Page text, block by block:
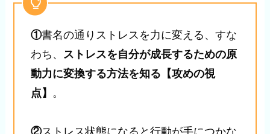
①書名の通りストレスを力に変える、すな
わち、 ストレスを自分が成長するための原
動力に変換する方法を知る【攻めの視
点】 。
②ストレス状態になると行動が手につかな